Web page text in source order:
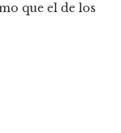
que el de los